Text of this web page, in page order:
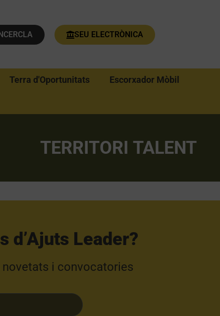
SEU ELECTRÒNICA
Terra d'Oportunitats Escorxador Mòbil
TERRITORI TALENT
d’Ajuts Leader?​
i convocatories